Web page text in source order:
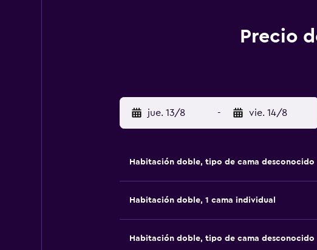
Precio
jue. 13/8 - vie. 14/8
Habitación doble, tipo de cama desconocido
Habitación doble, 1 cama individual
Habitación doble, tipo de cama desconocido